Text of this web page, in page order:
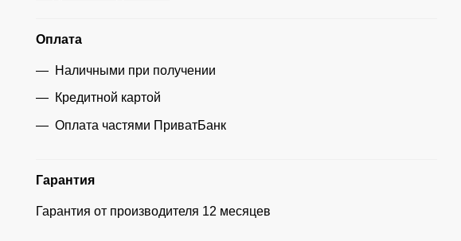
Оплата
Наличными при получении
Кредитной картой
Оплата частями ПриватБанк
Гарантия
Гарантия от производителя 12 месяцев